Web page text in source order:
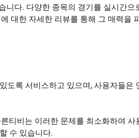
니다. 다양한 종목의 경기를 실시간으
대한 자세한 리뷰를 통해 그 매력을
도록 서비스하고 있으며, 사용자들은
티비는 이러한 문제를 최소화하여 사
수 있습니다.